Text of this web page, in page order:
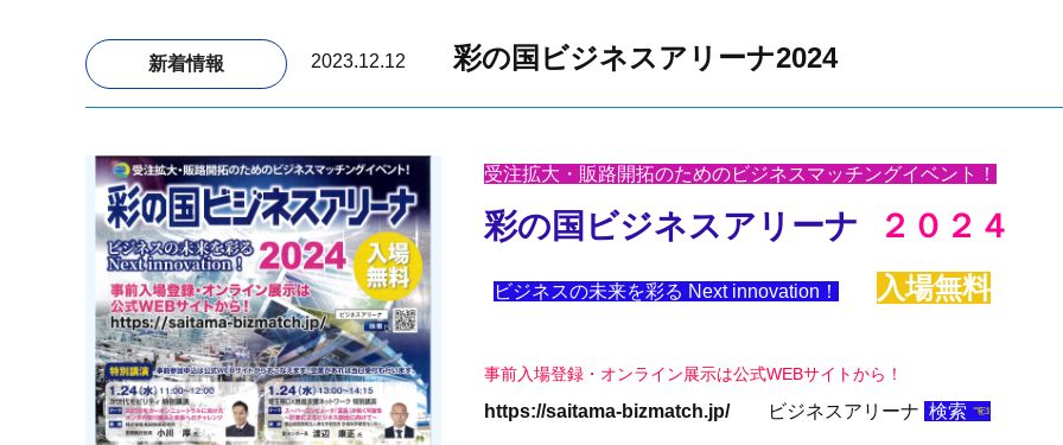
新着情報 2023.12.12 彩の国ビジネスアリーナ2024
受注拡大・販路開拓のためのビジネスマッチングイベント！
彩の国ビジネスアリーナ ２０２４
ビジネスの未来を彩る Next innovation！ 入場無料
事前入場登録・オンライン展示は公式WEBサイトから！
https://saitama-bizmatch.jp/ ビジネスアリーナ 検索 ☜